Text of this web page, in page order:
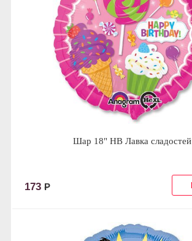
Шар 18" HB Лавка сладостей
173 Р